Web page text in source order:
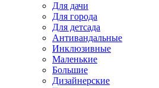
Для дачи
Для города
Для детсада
Антивандальные
Инклюзивные
Маленькие
Большие
Дизайнерские